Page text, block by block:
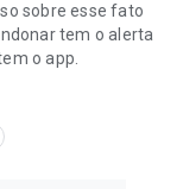
sobre esse fato
tem o alerta
o app.